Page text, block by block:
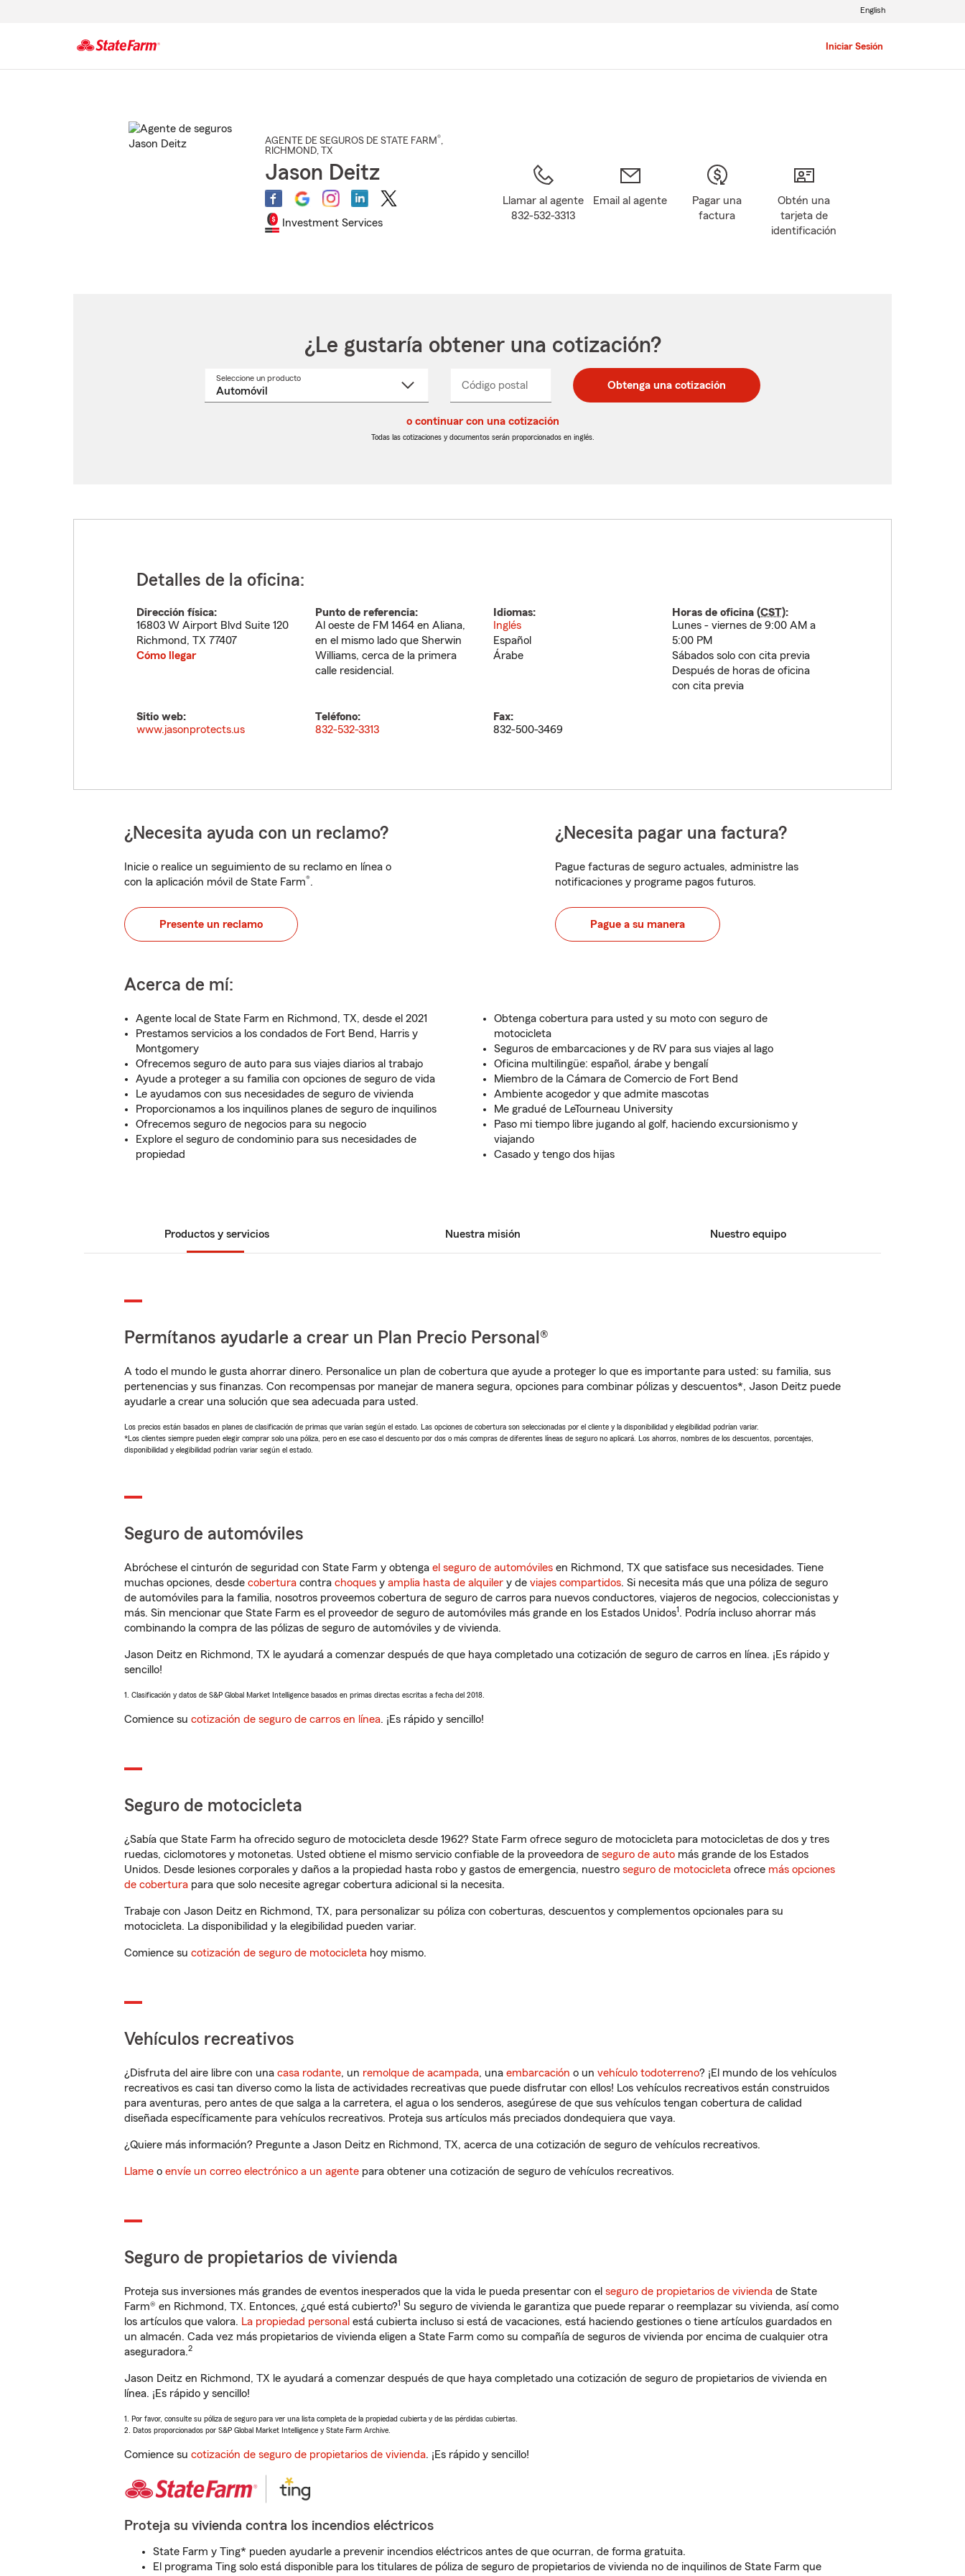
Iniciar Sesión
English
AGENTE DE SEGUROS DE STATE FARM®,
RICHMOND, TX
Jason Deitz
Investment Services
Llamar al agente
832-532-3313
Email al agente
Pagar una
factura
Obtén una
tarjeta de
identificación
¿Le gustaría obtener una cotización?
Seleccione un productoSeleccione
Código postal
postal
de
postal
de
_____ Obtenga una cotización
o continuar con una cotización
Todas las cotizaciones y documentos serán proporcionados en inglés.
Detalles de la oficina:
Dirección física:
16803 W Airport Blvd Suite 120
Richmond, TX 77407
Cómo llegar
Punto de referencia:
Al oeste de FM 1464 en Aliana,
en el mismo lado que Sherwin
Williams, cerca de la primera
calle residencial.
Idiomas:
Inglés
Español
Árabe
Horas de oficina (CST):
Lunes - viernes de 9:00 AM a
5:00 PM
Sábados solo con cita previa
Después de horas de oficina
con cita previa
Sitio web:
www.jasonprotects.us
Teléfono:
832-532-3313
Fax:
832-500-3469
¿Necesita ayuda con un reclamo?
Inicie o realice un seguimiento de su reclamo en línea o
con la aplicación móvil de State Farm®.
Presente un reclamo
¿Necesita pagar una factura?
Pague facturas de seguro actuales, administre las
notificaciones y programe pagos futuros.
Pague a su manera
Acerca de mí:
Agente local de State Farm en Richmond, TX, desde el 2021
Prestamos servicios a los condados de Fort Bend, Harris y
Montgomery
Ofrecemos seguro de auto para sus viajes diarios al trabajo
Ayude a proteger a su familia con opciones de seguro de vida
Le ayudamos con sus necesidades de seguro de vivienda
Proporcionamos a los inquilinos planes de seguro de inquilinos
Ofrecemos seguro de negocios para su negocio
Explore el seguro de condominio para sus necesidades de
propiedad
Obtenga cobertura para usted y su moto con seguro de
motocicleta
Seguros de embarcaciones y de RV para sus viajes al lago
Oficina multilingüe: español, árabe y bengalí
Miembro de la Cámara de Comercio de Fort Bend
Ambiente acogedor y que admite mascotas
Me gradué de LeTourneau University
Paso mi tiempo libre jugando al golf, haciendo excursionismo y
viajando
Casado y tengo dos hijas
Productos y servicios Nuestra misión Nuestro equipo
Permítanos ayudarle a crear un Plan Precio Personal®
A todo el mundo le gusta ahorrar dinero. Personalice un plan de cobertura que ayude a proteger lo que es importante para usted: su familia, sus
pertenencias y sus finanzas. Con recompensas por manejar de manera segura, opciones para combinar pólizas y descuentos*, Jason Deitz puede
ayudarle a crear una solución que sea adecuada para usted.
Los precios están basados en planes de clasificación de primas que varían según el estado. Las opciones de cobertura son seleccionadas por el cliente y la disponibilidad y elegibilidad podrían variar.
*Los clientes siempre pueden elegir comprar solo una póliza, pero en ese caso el descuento por dos o más compras de diferentes líneas de seguro no aplicará. Los ahorros, nombres de los descuentos, porcentajes,
disponibilidad y elegibilidad podrían variar según el estado.
Seguro de automóviles
Abróchese el cinturón de seguridad con State Farm y obtenga el seguro de automóviles en Richmond, TX que satisface sus necesidades. Tiene
muchas opciones, desde cobertura contra choques y amplia hasta de alquiler y de viajes compartidos. Si necesita más que una póliza de seguro
de automóviles para la familia, nosotros proveemos cobertura de seguro de carros para nuevos conductores, viajeros de negocios, coleccionistas y
más. Sin mencionar que State Farm es el proveedor de seguro de automóviles más grande en los Estados Unidos1. Podría incluso ahorrar más
combinando la compra de las pólizas de seguro de automóviles y de vivienda.
Jason Deitz en Richmond, TX le ayudará a comenzar después de que haya completado una cotización de seguro de carros en línea. ¡Es rápido y
sencillo!
1. Clasificación y datos de S&P Global Market Intelligence basados en primas directas escritas a fecha del 2018.
Comience su cotización de seguro de carros en línea. ¡Es rápido y sencillo!
Seguro de motocicleta
¿Sabía que State Farm ha ofrecido seguro de motocicleta desde 1962? State Farm ofrece seguro de motocicleta para motocicletas de dos y tres
ruedas, ciclomotores y motonetas. Usted obtiene el mismo servicio confiable de la proveedora de seguro de auto más grande de los Estados
Unidos. Desde lesiones corporales y daños a la propiedad hasta robo y gastos de emergencia, nuestro seguro de motocicleta ofrece más opciones
de cobertura para que solo necesite agregar cobertura adicional si la necesita.
Trabaje con Jason Deitz en Richmond, TX, para personalizar su póliza con coberturas, descuentos y complementos opcionales para su
motocicleta. La disponibilidad y la elegibilidad pueden variar.
Comience su cotización de seguro de motocicleta hoy mismo.
Vehículos recreativos
¿Disfruta del aire libre con una casa rodante, un remolque de acampada, una embarcación o un vehículo todoterreno? ¡El mundo de los vehículos
recreativos es casi tan diverso como la lista de actividades recreativas que puede disfrutar con ellos! Los vehículos recreativos están construidos
para aventuras, pero antes de que salga a la carretera, el agua o los senderos, asegúrese de que sus vehículos tengan cobertura de calidad
diseñada específicamente para vehículos recreativos. Proteja sus artículos más preciados dondequiera que vaya.
¿Quiere más información? Pregunte a Jason Deitz en Richmond, TX, acerca de una cotización de seguro de vehículos recreativos.
Llame o envíe un correo electrónico a un agente para obtener una cotización de seguro de vehículos recreativos.
Seguro de propietarios de vivienda
Proteja sus inversiones más grandes de eventos inesperados que la vida le pueda presentar con el seguro de propietarios de vivienda de State
Farm® en Richmond, TX. Entonces, ¿qué está cubierto?1 Su seguro de vivienda le garantiza que puede reparar o reemplazar su vivienda, así como
los artículos que valora. La propiedad personal está cubierta incluso si está de vacaciones, está haciendo gestiones o tiene artículos guardados en
un almacén. Cada vez más propietarios de vivienda eligen a State Farm como su compañía de seguros de vivienda por encima de cualquier otra
aseguradora.2
Jason Deitz en Richmond, TX le ayudará a comenzar después de que haya completado una cotización de seguro de propietarios de vivienda en
línea. ¡Es rápido y sencillo!
1. Por favor, consulte su póliza de seguro para ver una lista completa de la propiedad cubierta y de las pérdidas cubiertas.
2. Datos proporcionados por S&P Global Market Intelligence y State Farm Archive.
Comience su cotización de seguro de propietarios de vivienda. ¡Es rápido y sencillo!
Proteja su vivienda contra los incendios eléctricos
State Farm y Ting* pueden ayudarle a prevenir incendios eléctricos antes de que ocurran, de forma gratuita.
El programa Ting solo está disponible para los titulares de póliza de seguro de propietarios de vivienda no de inquilinos de State Farm que